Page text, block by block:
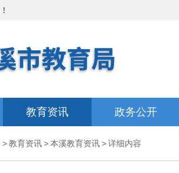
！
教育资讯 政务公开
>教育资讯>本溪教育资讯>详细内容